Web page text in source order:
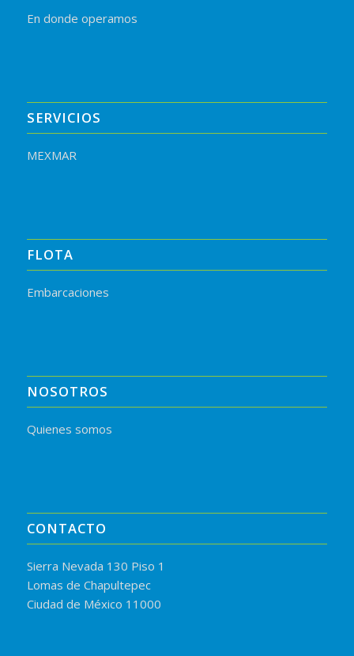
En donde operamos
SERVICIOS
MEXMAR
FLOTA
Embarcaciones
NOSOTROS
Quienes somos
CONTACTO
Sierra Nevada 130 Piso 1
Lomas de Chapultepec
Ciudad de México 11000